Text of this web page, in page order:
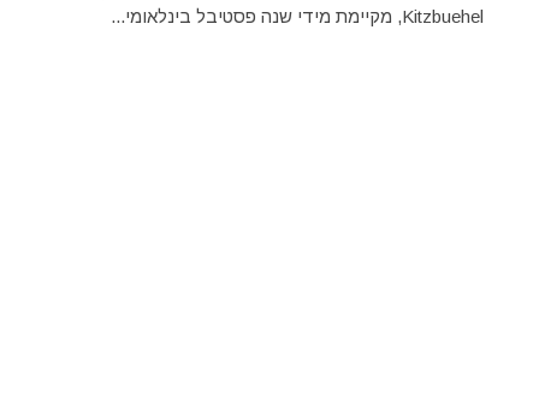
Kitzbuehel, מקיימת מידי שנה פסטיבל בינלאומי...